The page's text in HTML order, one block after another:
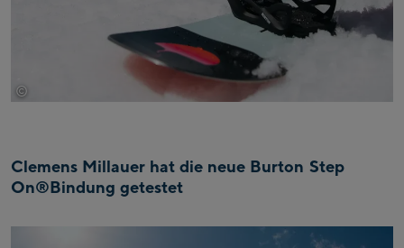
©
Clemens Millauer hat die neue Burton Step
On®Bindung getestet